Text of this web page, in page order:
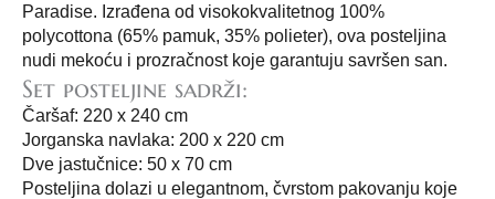
Paradise. Izrađena od visokokvalitetnog 100%
polycottona (65% pamuk, 35% polieter), ova posteljina
nudi mekoću i prozračnost koje garantuju savršen san.
Set posteljine sadrži:
Čaršaf: 220 x 240 cm
Jorganska navlaka: 200 x 220 cm
Dve jastučnice: 50 x 70 cm
Posteljina dolazi u elegantnom, čvrstom pakovanju koje